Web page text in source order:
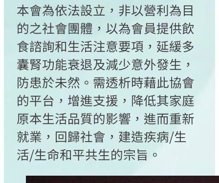
本會為依法設立，非以營利為目
的之社會團體，以為會員提供飲
食諮詢和生活注意要項，延緩多
囊腎功能衰退及減少意外發生，
防患於未然。需透析時藉此協會
的平台，增進支援，降低其家庭
原本生活品質的影響，進而重新
就業，回歸社會，建造疾病/生
活/生命和平共生的宗旨。